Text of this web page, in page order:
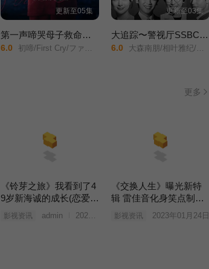
更新至05集
第一声啼哭母子救命急救班
6.0 初啼/First Cry/ファーストクライ/
更新至03集
大追踪〜警视厅SSBC强行犯系〜第二季
6.0 大森南朋/相叶雅纪/松下奈绪/
更多
《铃芽之旅》我看到了4
9岁新海诚的成长(恋爱铃
知乎)
影视资讯 admin 2023年03月25日
《交换人生》曝光新特
辑 雷佳音化身笑点制造
影视资讯 2023年01月24日